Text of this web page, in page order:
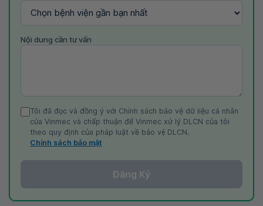
Nội dung cần tư vấn
Tôi đã đọc và đồng ý với Chính sách bảo vệ dữ liệu cá nhân
của Vinmec và chấp thuận để Vinmec xử lý DLCN của tôi
theo quy định của pháp luật về bảo vệ DLCN.
Chính sách bảo mật
Đăng Ký